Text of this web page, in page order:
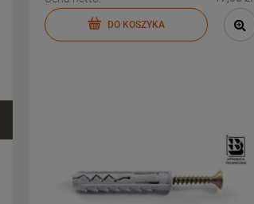
DO KOSZYKA